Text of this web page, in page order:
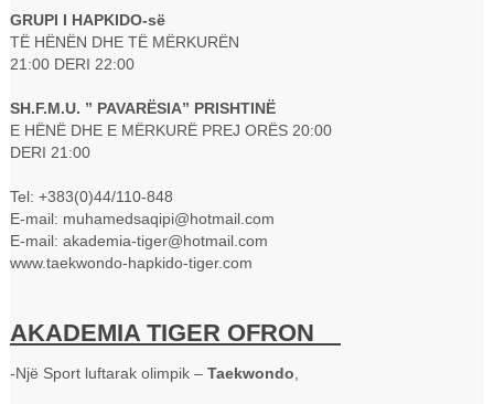
GRUPI I HAPKIDO-së
TË HËNËN DHE TË MËRKURËN
21:00 DERI 22:00
SH.F.M.U. ” PAVARËSIA” PRISHTINË
E HËNË DHE E MËRKURË PREJ ORËS 20:00
DERI 21:00
Tel: +383(0)44/110-848
E-mail: muhamedsaqipi@hotmail.com
E-mail: akademia-tiger@hotmail.com
www.taekwondo-hapkido-tiger.com
AKADEMIA TIGER OFRON
-Një Sport luftarak olimpik – Taekwondo,